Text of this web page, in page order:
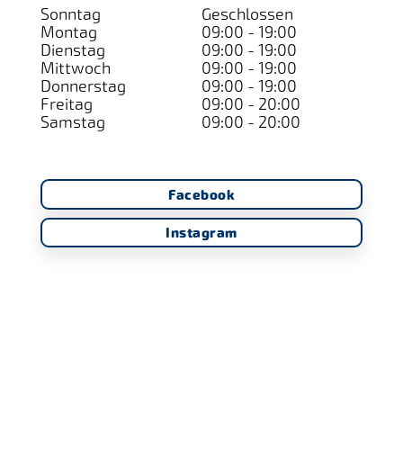
Sonntag
Geschlossen
Montag
09:00 - 19:00
Dienstag
09:00 - 19:00
Mittwoch
09:00 - 19:00
Donnerstag
09:00 - 19:00
Freitag
09:00 - 20:00
Samstag
09:00 - 20:00
Facebook
Instagram